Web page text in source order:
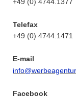
Telefax
+49 (0) 4744.1471
E-mail
Facebook